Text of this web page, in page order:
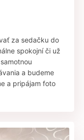
za sedačku do
spokojní či už
a budeme
a pripájam foto